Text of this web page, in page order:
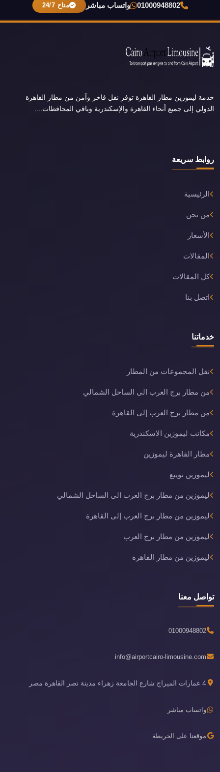
01000948802 واتساب مباشر متاح 24/7
خدمة ليموزين مطار القاهرة توفر نقل فاخر وآمن من مطار القاهرة
الدولي إلى جميع أنحاء القاهرة والإسكندرية وباقي المحافظات....
روابط سريعة
الرئيسية
من نحن
الأسعار
المقالات
كل المقالات
اتصل بنا
خدماتنا
نقل المجموعات من المطار
من مطار برج العرب الى الساحل الشمالي
من مطار برج العرب إلى القاهرة
مكاتب ليموزين الاسكندرية
مطار القاهرة ليموزين
ليموزين نويبع
ليموزين من مطار برج العرب الى الساحل الشمالي
ليموزين من مطار برج العرب إلى القاهرة
ليموزين من مطار برج العرب
ليموزين من مطار القاهرة
تواصل معنا
01000948802
info@airportcairo-limousine.com
4 عمارات الميراج شارع الجامعة زهراء مدينة نصر القاهرة مصر
واتساب مباشر
موقعنا على الخريطة